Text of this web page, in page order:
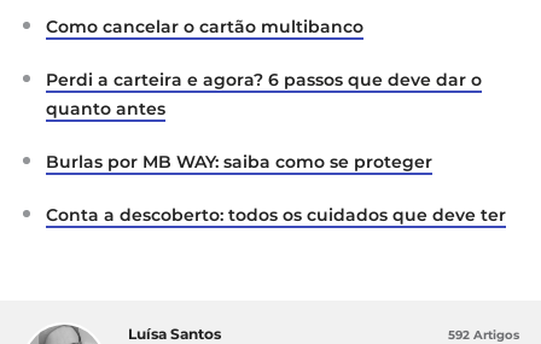
Como cancelar o cartão multibanco
Perdi a carteira e agora? 6 passos que deve dar o
quanto antes
Burlas por MB WAY: saiba como se proteger
Conta a descoberto: todos os cuidados que deve ter
Luísa Santos 592 Artigos